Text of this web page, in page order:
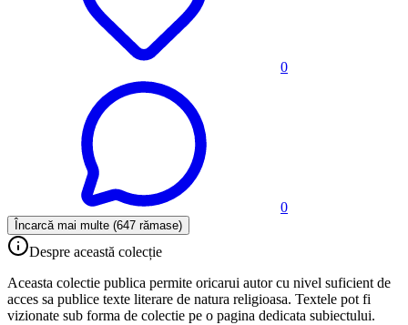
0
0
Încarcă mai multe (647 rămase)
Despre această colecție
Aceasta colectie publica permite oricarui autor cu nivel suficient de
acces sa publice texte literare de natura religioasa. Textele pot fi
vizionate sub forma de colectie pe o pagina dedicata subiectului.